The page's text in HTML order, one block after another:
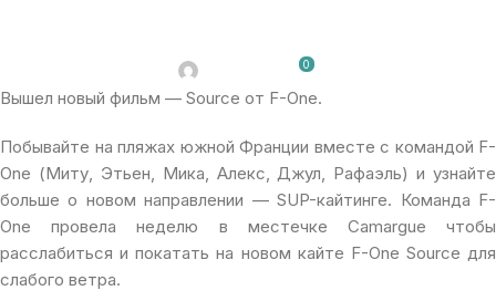
0
Вышел новый фильм — Source от F-One.
Побывайте на пляжах южной Франции вместе с командой F-
One (Миту, Этьен, Мика, Алекс, Джул, Рафаэль) и узнайте
больше о новом направлении — SUP-кайтинге. Команда F-
One провела неделю в местечке Camargue чтобы
расслабиться и покатать на новом кайте F-One Source для
слабого ветра.